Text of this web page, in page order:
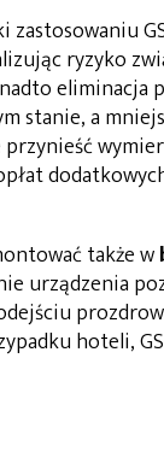
zastosowaniu
ryzyko
eliminacja
stanie, a
także w
urządzenia
hoteli,